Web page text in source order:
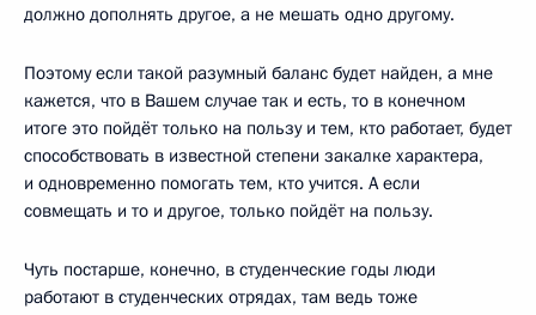
должно дополнять другое, а не мешать одно другому.
Поэтому если такой разумный баланс будет найден, а мне
кажется, что в Вашем случае так и есть, то в конечном
итоге это пойдёт только на пользу и тем, кто работает, будет
способствовать в известной степени закалке характера,
и одновременно помогать тем, кто учится. А если
совмещать и то и другое, только пойдёт на пользу.
Чуть постарше, конечно, в студенческие годы люди
работают в студенческих отрядах, там ведь тоже